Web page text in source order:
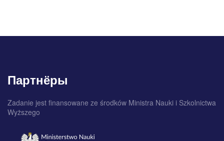
Партнёры
Zadanie jest finansowane ze środków Ministra Nauki i Szkolnictwa
Wyższego